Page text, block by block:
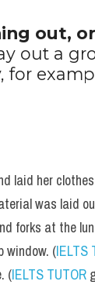
out,
out a
for
laid her
was laid
forks at the
window. (IELTS
(IELTS TUTOR